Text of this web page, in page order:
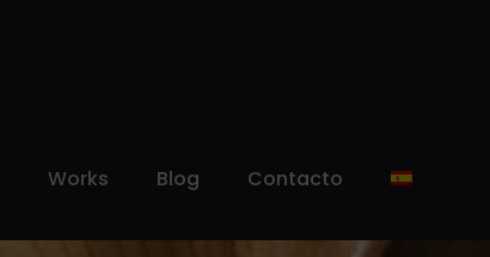
Works Blog Contacto